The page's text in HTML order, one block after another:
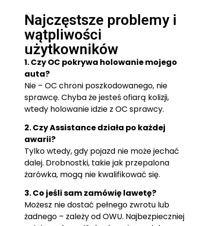
Najczęstsze problemy i
wątpliwości
użytkowników
1. Czy OC pokrywa holowanie mojego
auta?
Nie – OC chroni poszkodowanego, nie
sprawcę. Chyba że jesteś ofiarą kolizji,
wtedy holowanie idzie z OC sprawcy.
2. Czy Assistance działa po każdej
awarii?
Tylko wtedy, gdy pojazd nie może jechać
dalej. Drobnostki, takie jak przepalona
żarówka, mogą nie kwalifikować się.
3. Co jeśli sam zamówię lawetę?
Możesz nie dostać pełnego zwrotu lub
żadnego – zależy od OWU. Najbezpieczniej